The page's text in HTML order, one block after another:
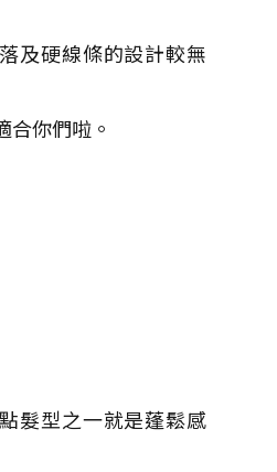
及硬線條的設計較無
合你們啦。
髮型之一就是蓬鬆感